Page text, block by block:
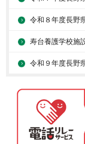
令和８年度長野
寿台養護学校施
令和９年度長野